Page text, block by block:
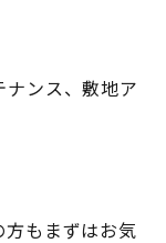
ンス、敷地ア
もまずはお気